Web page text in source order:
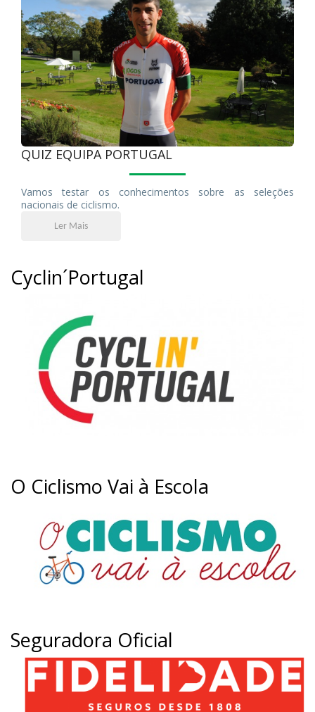
QUIZ EQUIPA PORTUGAL
Vamos testar os conhecimentos sobre as seleções
nacionais de ciclismo.
Ler Mais
Cyclin´Portugal
O Ciclismo Vai à Escola
Seguradora Oficial